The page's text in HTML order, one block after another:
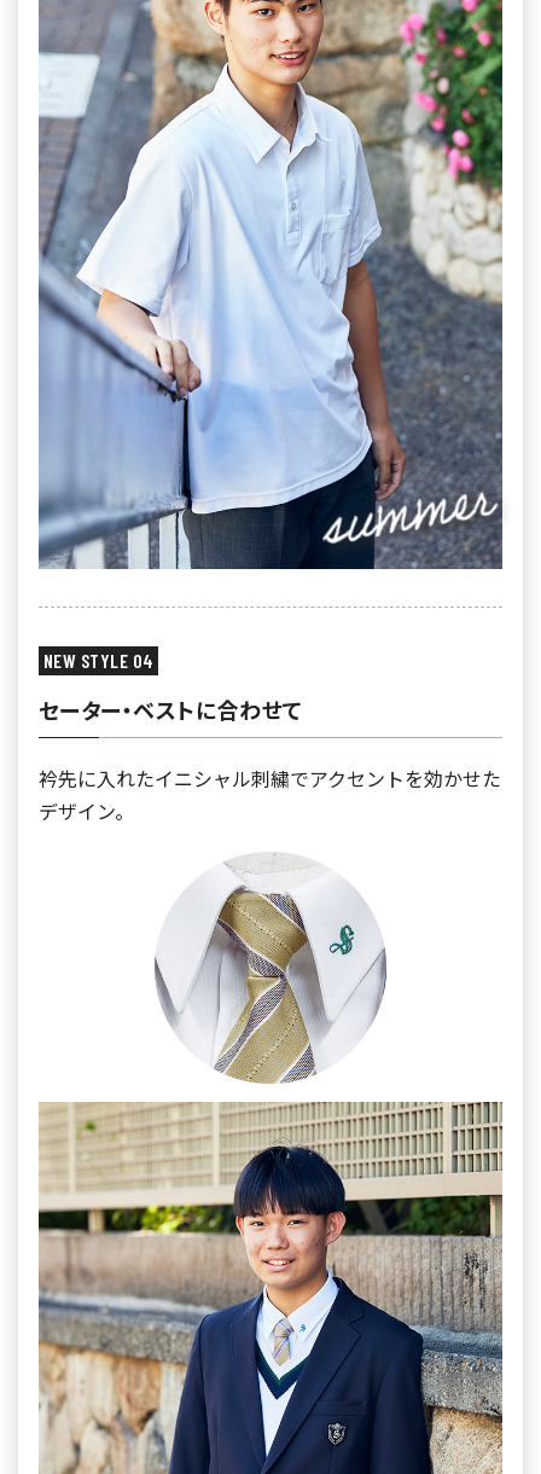
NEW STYLE 04
セーター・ベストに合わせて
衿先に入れたイニシャル刺繍でアクセントを効かせた
デザイン。